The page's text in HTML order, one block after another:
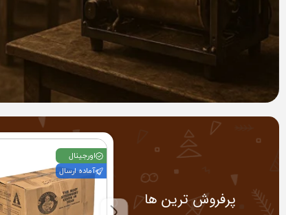
پرفروش ترین ها
اورجینال
آماده ارسال